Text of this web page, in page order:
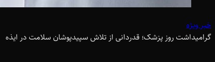
خبر ویژه
گرامیداشت روز پزشک؛ قدردانی از تلاش سپیدپوشان سلامت در ایذه